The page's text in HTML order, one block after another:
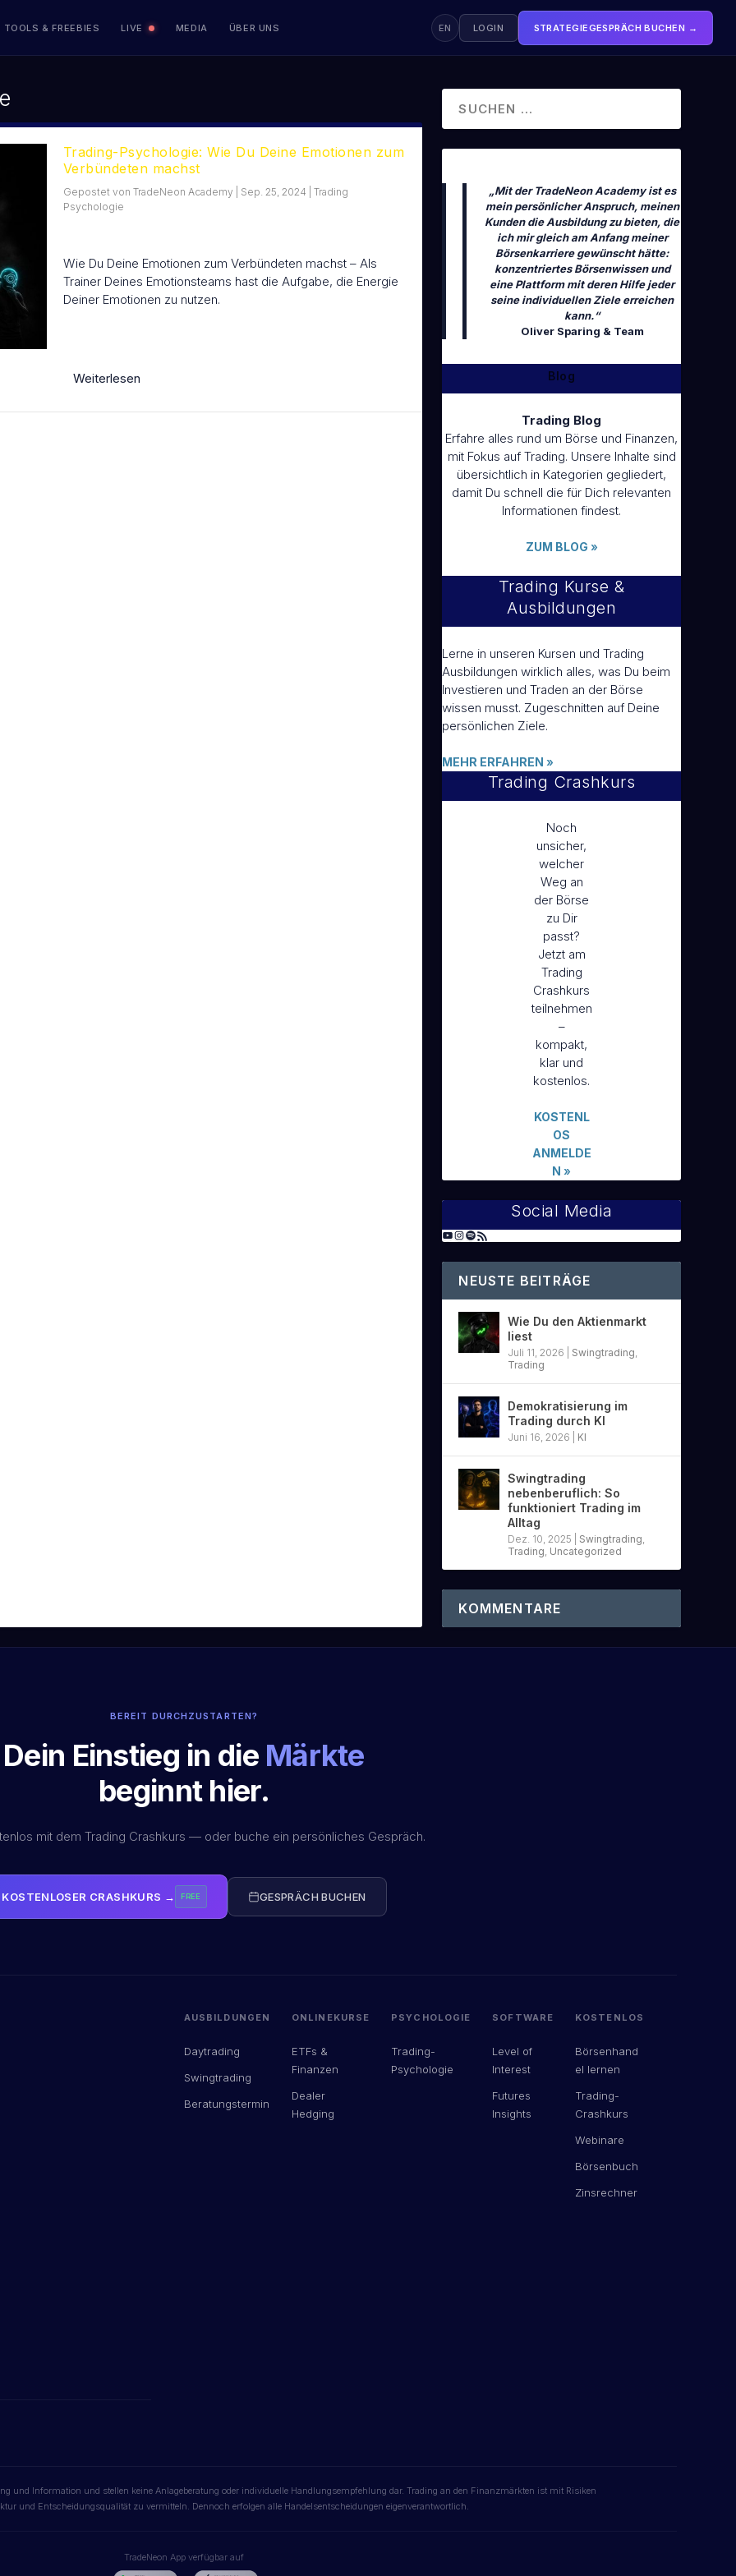
TOOLS & FREEBIES LIVE MEDIA ÜBER UNS EN LOGIN STRATEGIEGESPRÄCH BUCHEN →
Resilienz Training für Trader
TRANSPARENZ
Performance
Börsenhandel lernen
Kurse & Ausbildungen im Vergleich
Trading Crashkurs
80 Minuten · Dein kompletter Börseneinstieg
Börsenbuch
Das komplette Börsengrundwissen
Trading-Psychologie: Wie Du Deine Emotionen zum
Verbündeten machst
Gepostet von TradeNeon Academy Sep. 25, 2024
Trading
Psychologie
Wie Du Deine Emotionen zum Verbündeten machst – Als
Trainer Deines Emotionsteams hast die Aufgabe, die Energie
Deiner Emotionen zu nutzen.
Weiterlesen
„Mit der TradeNeon Academy ist es
mein persönlicher Anspruch, meinen
Kunden die Ausbildung zu bieten, die
ich mir gleich am Anfang meiner
Börsenkarriere gewünscht hätte:
konzentriertes Börsenwissen und
eine Plattform mit deren Hilfe jeder
seine individuellen Ziele erreichen
kann.“
Oliver Sparing & Team
Blog
Trading Blog
Erfahre alles rund um Börse und Finanzen,
mit Fokus auf Trading. Unsere Inhalte sind
übersichtlich in Kategorien gegliedert,
damit Du schnell die für Dich relevanten
Informationen findest.
ZUM BLOG »
Trading Kurse &
Ausbildungen
Lerne in unseren Kursen und Trading
Ausbildungen wirklich alles, was Du beim
Investieren und Traden an der Börse
wissen musst. Zugeschnitten auf Deine
persönlichen Ziele.
MEHR ERFAHREN»
Trading Crashkurs
Noch
unsicher,
welcher
Weg an
der Börse
zu Dir
passt?
Jetzt am
Trading
Crashkurs
teilnehmen
–
kompakt,
klar und
kostenlos.
KOSTENL
OS
ANMELDE
N »
Social Media
NEUSTE BEITRÄGE
Wie Du den Aktienmarkt
liest
Juli 11, 2026 Swingtrading,
Trading
Demokratisierung im
Trading durch KI
Juni 16, 2026 KI
Swingtrading
nebenberuflich: So
funktioniert Trading im
Alltag
Dez. 10, 2025 Swingtrading,
Trading, Uncategorized
KOMMENTARE
BEREIT DURCHZUSTARTEN?
Dein Einstieg in die Märkte
beginnt hier.
mit dem Trading Crashkurs — oder buche ein persönliches Gespräch.
KOSTENLOSER CRASHKURS → FREE GESPRÄCH BUCHEN
AUSBILDUNGEN
Daytrading
Swingtrading
Beratungstermin
ONLINEKURSE
ETFs &
Finanzen
Dealer
Hedging
PSYCHOLOGIE
Trading-
Psychologie
SOFTWARE
Level of
Interest
Futures
Insights
KOSTENLOS
Börsenhand
el lernen
Trading-
Crashkurs
Webinare
Börsenbuch
Zinsrechner
und Information und stellen keine Anlageberatung oder individuelle Handlungsempfehlung dar. Trading an den Finanzmärkten ist mit Risiken
und Entscheidungsqualität zu vermitteln. Dennoch erfolgen alle Handelsentscheidungen eigenverantwortlich.
TradeNeon App verfügbar auf